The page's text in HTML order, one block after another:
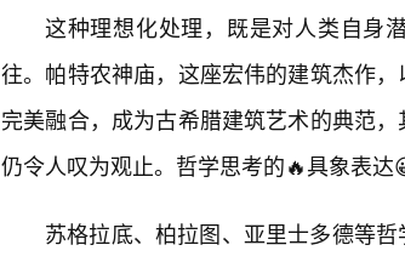
这种理想化处理，既是对人类自身
往。帕特农神庙，这座宏伟的建筑杰作
完美融合，成为古希腊建筑艺术的典范
仍令人叹为观止。哲学思考的🔥具象表达
苏格拉底、柏拉图、亚里士多德等